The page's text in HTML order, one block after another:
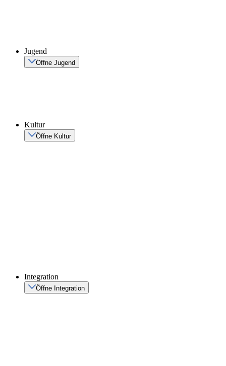
Jugend
Öffne Jugend
Kultur
Öffne Kultur
Integration
Öffne Integration